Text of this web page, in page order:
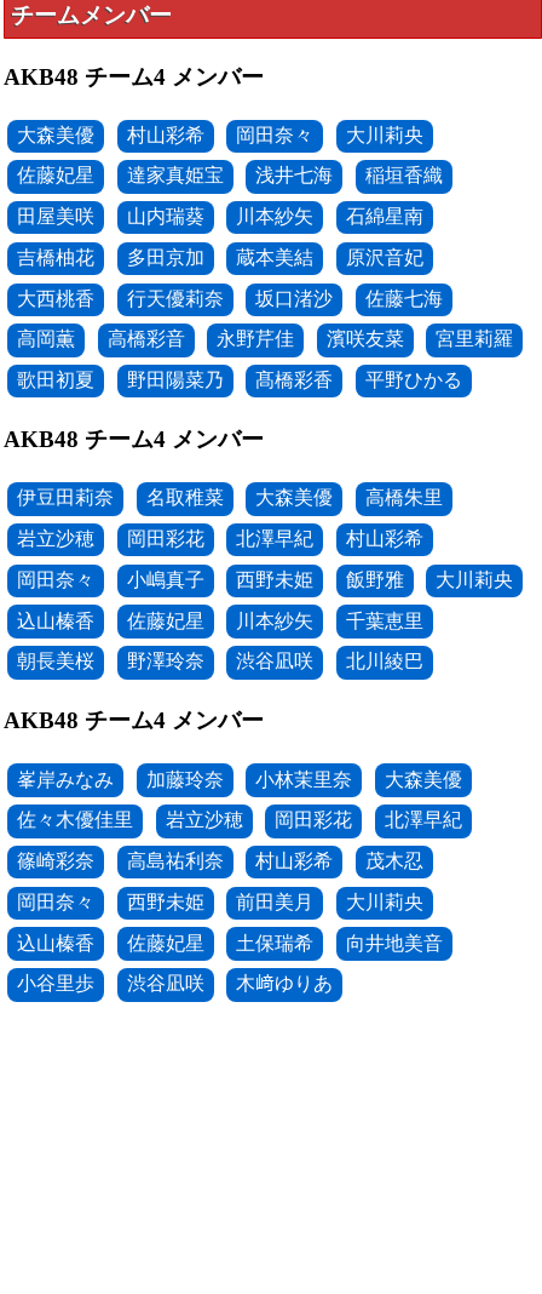
チームメンバー
AKB48 チーム4 メンバー
大森美優 村山彩希 岡田奈々
大川莉央
佐藤妃星
達家真姫宝 浅井七海
稲垣香織
田屋美咲
山内瑞葵 川本紗矢
石綿星南
吉橋柚花
多田京加 蔵本美結
原沢音妃
大西桃香
行天優莉奈 坂口渚沙
佐藤七海
高岡薫
高橋彩音 永野芹佳 濱咲友菜
宮里莉羅
歌田初夏
野田陽菜乃 髙橋彩香 平野ひかる
AKB48 チーム4 メンバー
伊豆田莉奈 名取稚菜 大森美優
高橋朱里
岩立沙穂
岡田彩花 北澤早紀
村山彩希
岡田奈々
小嶋真子 西野未姫 飯野雅
大川莉央
込山榛香
佐藤妃星 川本紗矢
千葉恵里
朝長美桜
野澤玲奈 渋谷凪咲 北川綾巴
AKB48 チーム4 メンバー
峯岸みなみ 加藤玲奈 小林茉里奈
大森美優
佐々木優佳里
岩立沙穂 岡田彩花
北澤早紀
篠崎彩奈
高島祐利奈 村山彩希
茂木忍
岡田奈々
西野未姫 前田美月
大川莉央
込山榛香
佐藤妃星 土保瑞希
向井地美音
小谷里歩
渋谷凪咲 木﨑ゆりあ